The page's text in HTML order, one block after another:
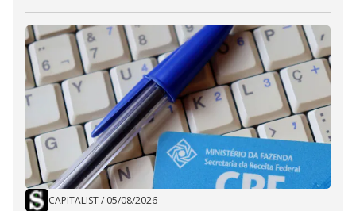
CAPITALIST/ 05/08/2026